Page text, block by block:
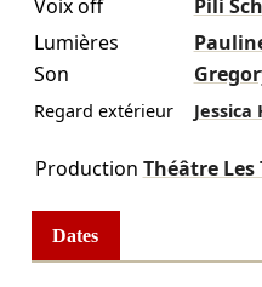
Voix off
Pili
Lumières
Son
Regard extérieur Jessica
Production Théâtre Les
Dates